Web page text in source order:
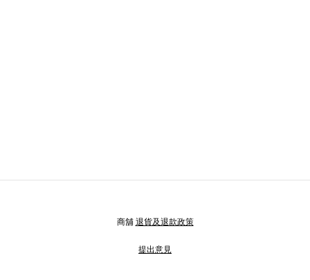
商舖 退貨及退款政策
提出意見